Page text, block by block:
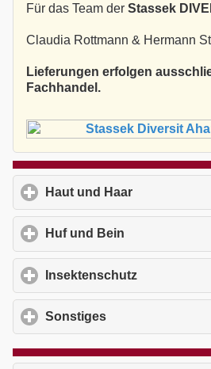
Für das Team der Stassek
Claudia Rottmann & Hermann
Lieferungen erfolgen
Fachhandel.
Haut und Haar
Huf und Bein
Insektenschutz
Sonstiges